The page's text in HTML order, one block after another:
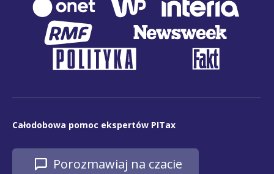
Całodobowa pomoc ekspertów PITax
Porozmawiaj na czacie